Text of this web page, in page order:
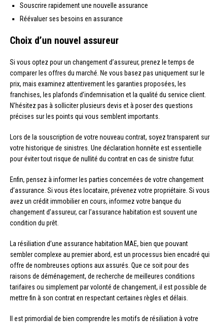
Souscrire rapidement une nouvelle assurance
Réévaluer ses besoins en assurance
Choix d’un nouvel assureur
Si vous optez pour un changement d’assureur, prenez le temps de
comparer les offres du marché. Ne vous basez pas uniquement sur le
prix, mais examinez attentivement les garanties proposées, les
franchises, les plafonds d’indemnisation et la qualité du service client.
N’hésitez pas à solliciter plusieurs devis et à poser des questions
précises sur les points qui vous semblent importants.
Lors de la souscription de votre nouveau contrat, soyez transparent sur
votre historique de sinistres. Une déclaration honnête est essentielle
pour éviter tout risque de nullité du contrat en cas de sinistre futur.
Enfin, pensez à informer les parties concernées de votre changement
d’assurance. Si vous êtes locataire, prévenez votre propriétaire. Si vous
avez un crédit immobilier en cours, informez votre banque du
changement d’assureur, car l’assurance habitation est souvent une
condition du prêt.
La résiliation d’une assurance habitation MAE, bien que pouvant
sembler complexe au premier abord, est un processus bien encadré qui
offre de nombreuses options aux assurés. Que ce soit pour des
raisons de déménagement, de recherche de meilleures conditions
tarifaires ou simplement par volonté de changement, il est possible de
mettre fin à son contrat en respectant certaines règles et délais.
Il est primordial de bien comprendre les motifs de résiliation à votre